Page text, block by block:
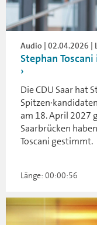
Audio | 02.04.2026 |
Stephan
Die CDU Saar hat
am 18. April 2027
Saarbrücken
Toscani gestimmt.
Länge: 00:00:56